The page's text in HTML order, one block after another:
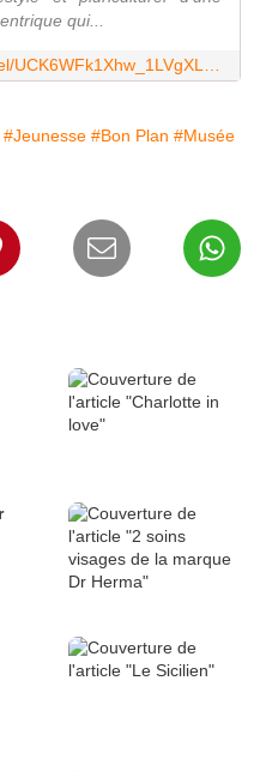
qui...
#Jeunesse #Bon Plan #Musée